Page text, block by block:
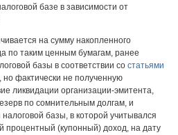
базе в зависимости от
на сумму накопленного
по таким ценным бумагам, ранее
базы в соответствии со статьями
но фактически не полученную
ликвидации организации-эмитента,
по сомнительным долгам, и
базы, в которой учитывался
процентный (купонный) доход, на дату